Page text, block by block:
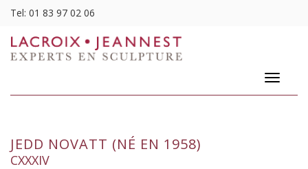
Tel: 01 83 97 02 06
Toggle
JEDD NOVATT (NÉ EN 1958)
CXXXIV